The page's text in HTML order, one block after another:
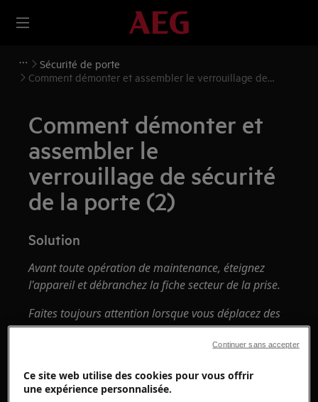
Sécurité de porte
Comment démonter et assembler le verrouillage de
Comment démonter et
assembler le
verrouillage de sécurité
de la porte (2)
Solution
Avant toute opération de maintenance, éteignez
l'appareil et débranchez la fiche secteur de la prise.
Faites toujours attention lorsque vous déplacez des
appareils, pour les appareils lourds, il faut deux
Utilisez toujours des gants de sécurité et des
chaussures fermées.
Ce site web utilise des cookies pour vous offrir
une expérience personnalisée.
Continuer sans accepter